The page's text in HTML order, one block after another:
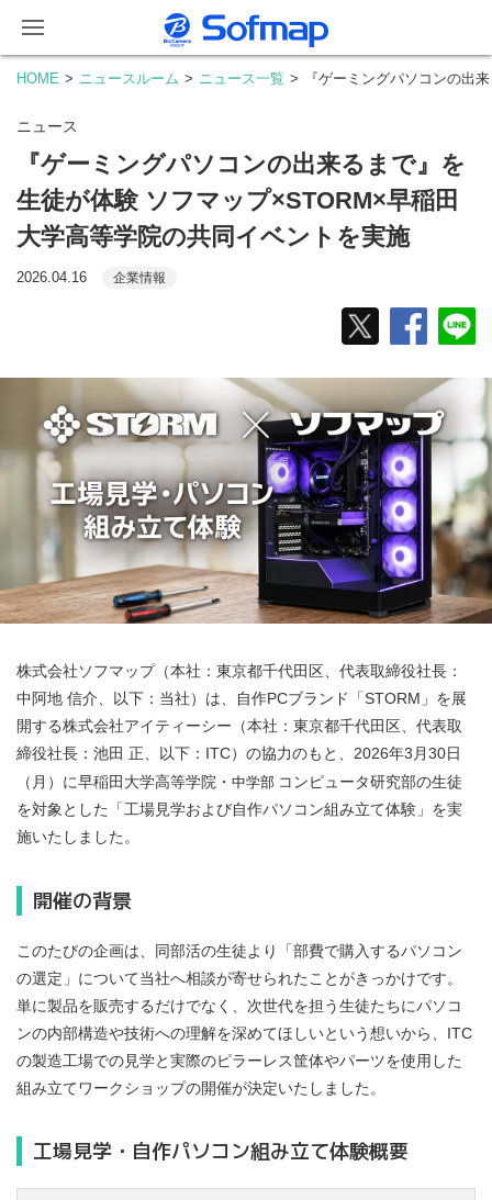
HOME ニュースルーム ニュース一覧 『ゲーミングパソコンの出
ニュース
『ゲーミングパソコンの出来るまで』を
生徒が体験 ソフマップ×STORM×早稲田
大学高等学院の共同イベントを実施
2026.04.16 企業情報
株式会社ソフマップ（本社：東京都千代田区、代表取締役社長：
中阿地 信介、以下：当社）は、自作PCブランド「STORM」を展
開する株式会社アイティーシー（本社：東京都千代田区、代表取
締役社長：池田 正、以下：ITC）の協力のもと、2026年3月30日
（月）に早稲田大学高等学院・ 中学部 コンピュータ研究部の生徒
を対象とした「工場見学および自作パソコン組み立て体験」を実
施いたしました。
開催の背景
このたびの企画は、同部活の生徒より「部費で購入するパソコン
の選定」について当社へ相談が寄せられたことがきっかけです。
単に製品を販売するだけでなく、次世代を担う生徒たちにパソコ
ンの内部構造や技術への理解を深めてほしいという想いから、ITC
の製造工場での見学と実際のピラーレス筐体やパーツを使用した
組み立てワークショップの開催が決定いたしました。
工場見学・自作パソコン組み立て体験概要